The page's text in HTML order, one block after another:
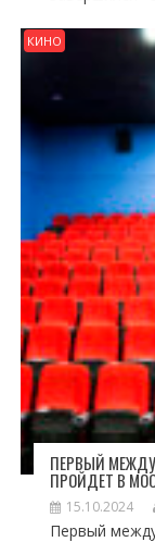
КИНО
ПЕРВЫЙ
ПРОЙДЕТ В
15.10.2024
Первый